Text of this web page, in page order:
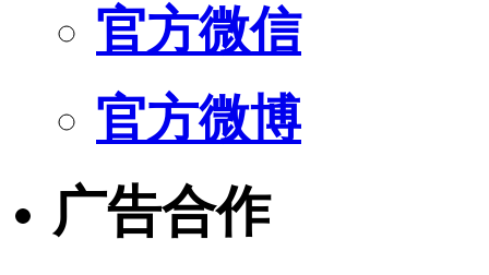
官方微信
官方微博
广告合作